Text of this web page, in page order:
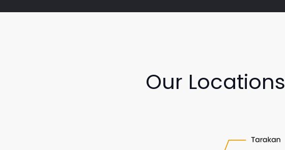
Our Locations